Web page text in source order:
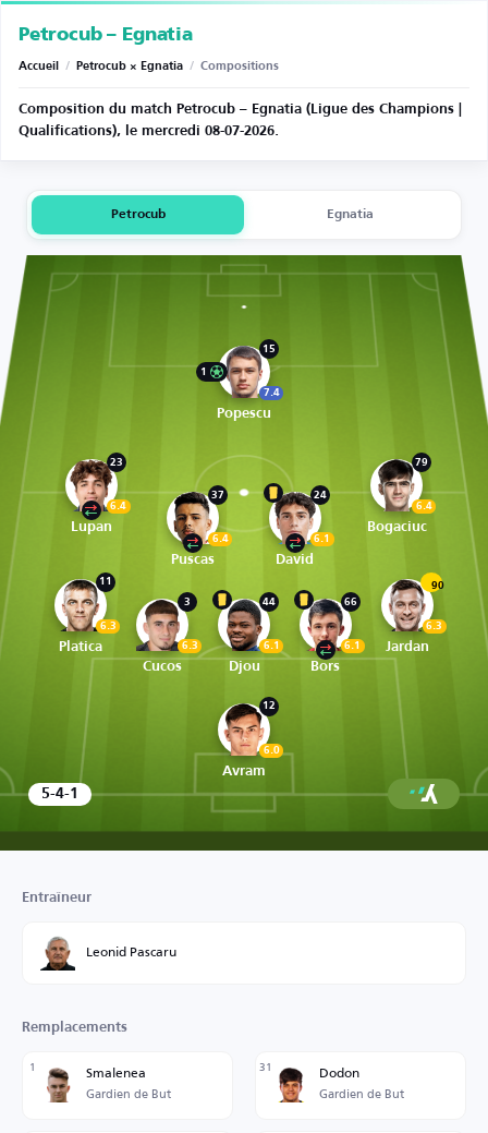
Petrocub – Egnatia
Accueil / Petrocub × Egnatia / Compositions
Composition du match Petrocub – Egnatia (Ligue des Champions |
Qualifications), le mercredi 08-07-2026.
Petrocub Egnatia
15
7.4
1
Popescu
23
6.4
Lupan
37
6.4
Puscas
24
6.1
David
79
6.4
Bogaciuc
11
6.3
Platica
3
6.3
Cucos
44
6.1
Djou
66
6.1
Bors
90
6.3
Jardan
12
6.0
Avram
5-4-1
Entraîneur
Leonid Pascaru
Remplacements
1 Smalenea
Gardien de But
31 Dodon
Gardien de But